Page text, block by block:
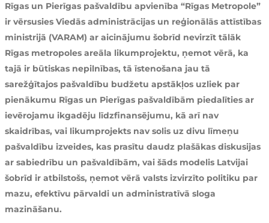
Rīgas un Pierīgas pašvaldību apvienība “Rīgas Metropole”
ir vērsusies Viedās administrācijas un reģionālās attīstības
ministrijā (VARAM) ar aicinājumu šobrīd nevirzīt tālāk
Rīgas metropoles areāla likumprojektu, ņemot vērā, ka
tajā ir būtiskas nepilnības, tā īstenošana jau tā
sarežģītajos pašvaldību budžetu apstākļos uzliek par
pienākumu Rīgas un Pierīgas pašvaldībām piedalīties ar
ievērojamu ikgadēju līdzfinansējumu, kā arī nav
skaidrības, vai likumprojekts nav solis uz divu līmeņu
pašvaldību izveides, kas prasītu daudz plašākas diskusijas
ar sabiedrību un pašvaldībām, vai šāds modelis Latvijai
šobrīd ir atbilstošs, ņemot vērā valsts izvirzīto politiku par
mazu, efektīvu pārvaldi un administratīvā sloga
mazināšanu.